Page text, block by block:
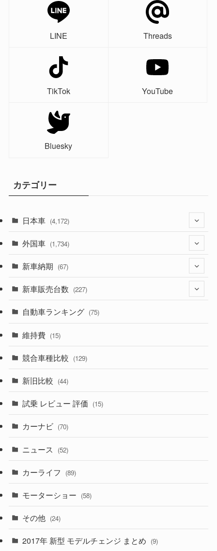
LINE Threads
TikTok YouTube
Bluesky
カテゴリー
日本車 (4,172)
(1,321)
(329)
(525)
(357)
(328)
(194)
(230)
(253)
外国車 (1,734)
(242)
(85)
(84)
(14)
(222)
(50)
(43)
(6)
(9)
(58)
(28)
(27)
(26)
新車納期 (67)
(28)
(8)
(3)
(3)
(5)
(1)
新車販売台数 (227)
(21)
(5)
(7)
(5)
自動車ランキング (75)
維持費 (15)
競合車種比較 (129)
新旧比較 (44)
試乗 レビュー 評価 (15)
カーナビ (70)
ニュース (52)
カーライフ (89)
モーターショー (58)
その他 (24)
2017年 新型 モデルチェンジ まとめ (9)